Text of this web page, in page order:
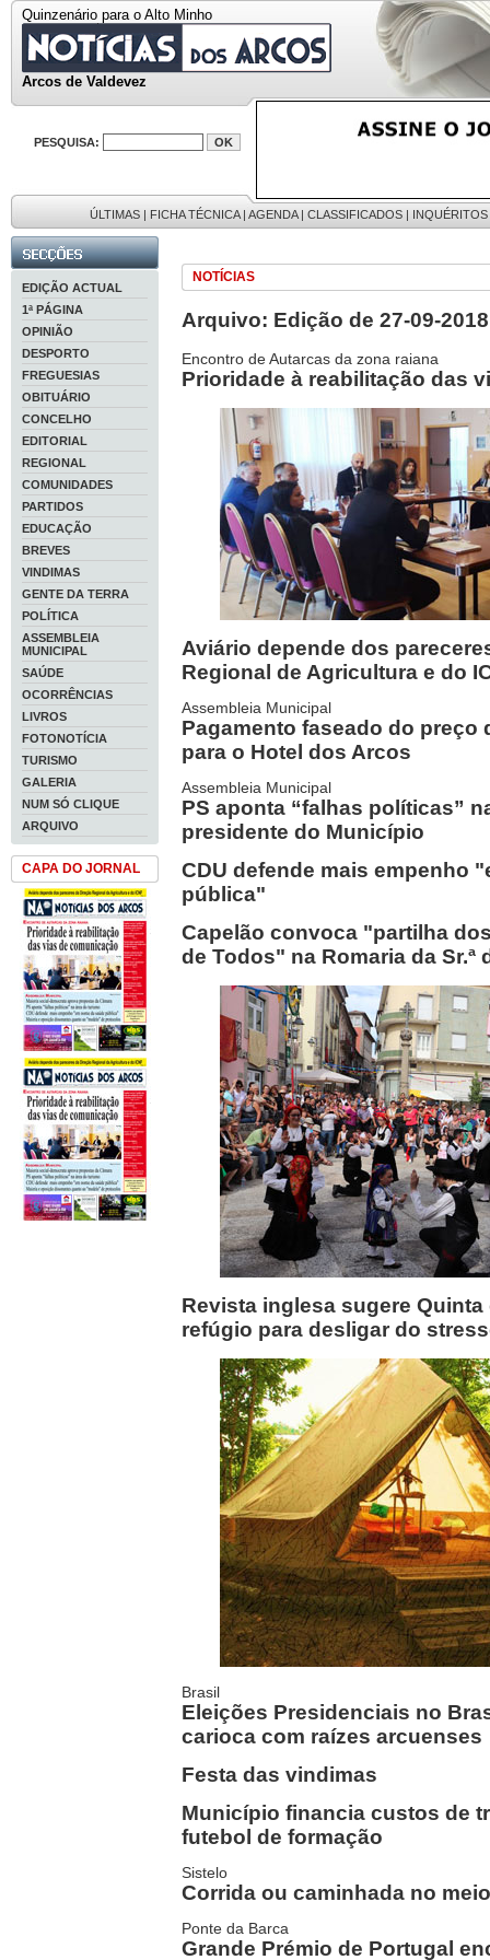
Quinzenário para o Alto Minho
Arcos de Valdevez
PESQUISA:
ÚLTIMAS | FICHA TÉCNICA| AGENDA| CLASSIFICADOS | INQUÉRITOS
EDIÇÃO ACTUAL
1ª PÁGINA
OPINIÃO
DESPORTO
FREGUESIAS
OBITUÁRIO
CONCELHO
EDITORIAL
REGIONAL
COMUNIDADES
PARTIDOS
EDUCAÇÃO
BREVES
VINDIMAS
GENTE DA TERRA
POLÍTICA
ASSEMBLEIA
MUNICIPAL
SAÚDE
OCORRÊNCIAS
LIVROS
FOTONOTÍCIA
TURISMO
GALERIA
NUM SÓ CLIQUE
ARQUIVO
CAPA DO JORNAL
NOTÍCIAS
Arquivo: Edição de 27-09-2018
Encontro de Autarcas da zona raiana
Prioridade à reabilitação das
Aviário depende dos
Regional de Agricultura e do
Assembleia Municipal
Pagamento faseado do preço
para o Hotel dos Arcos
Assembleia Municipal
PS aponta “falhas políticas”
presidente do Município
CDU defende mais empenho
pública"
Capelão convoca "partilha
de Todos" na Romaria da Sr.ª
Revista inglesa sugere
refúgio para desligar do
Brasil
Eleições Presidenciais no
carioca com raízes arcuenses
Festa das vindimas
Município financia custos de
futebol de formação
Sistelo
Corrida ou caminhada no
Ponte da Barca
Grande Prémio de Portugal